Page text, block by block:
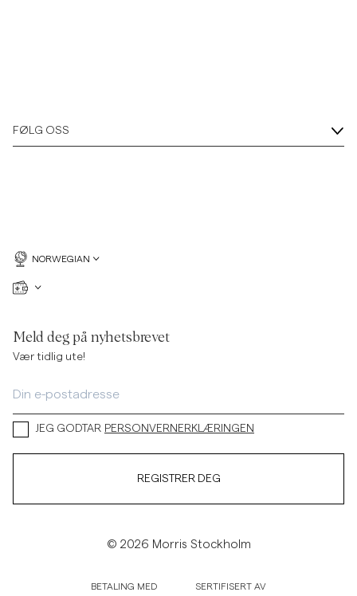
FØLG OSS
NORWEGIAN
Meld deg på nyhetsbrevet
Vær tidlig ute!
JEG GODTAR PERSONVERNERKLÆRINGEN
REGISTRER DEG
© 2026 Morris Stockholm
BETALING MED SERTIFISERT AV